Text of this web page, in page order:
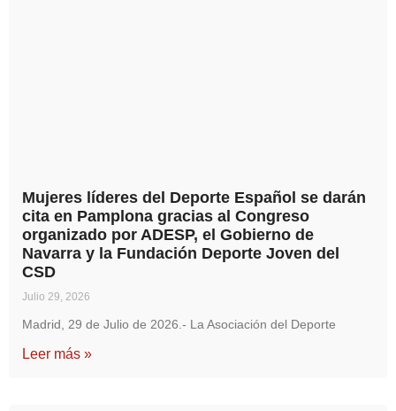
Mujeres líderes del Deporte Español se darán
cita en Pamplona gracias al Congreso
organizado por ADESP, el Gobierno de
Navarra y la Fundación Deporte Joven del
CSD
Julio 29, 2026
Madrid, 29 de Julio de 2026.- La Asociación del Deporte
Leer más »